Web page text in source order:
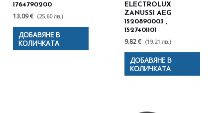
1764790200
13.09 € (25.60 лв.)
ДОБАВЯНЕ В
КОЛИЧКАТА
ELECTROLUX
ZANUSSI AEG
1520890003 ,
1527401101
9.82 € (19.21 лв.)
ДОБАВЯНЕ В
КОЛИЧКАТА